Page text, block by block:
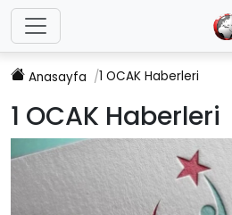
Anasayfa 1 OCAK Haberleri
1 OCAK Haberleri